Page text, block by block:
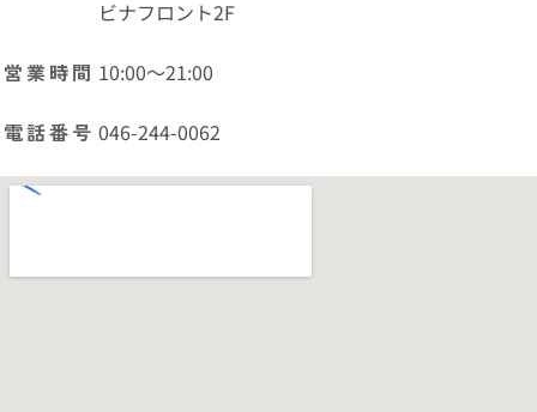
ビナフロント2F
営業時間 10:00〜21:00
電話番号 046-244-0062